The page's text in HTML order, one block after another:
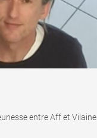
entre Aff et Vilaine